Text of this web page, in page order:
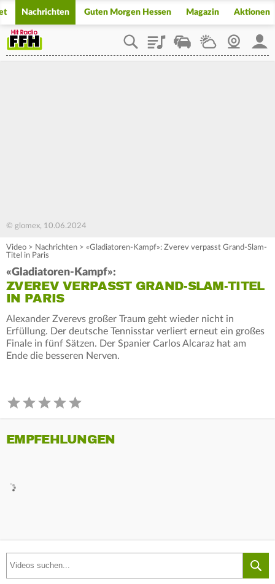
Nachrichten Guten Morgen Hessen Magazin Aktionen
PlaylistStaupilotWetterWebcam
© glomex, 10.06.2024
Video > Nachrichten > «Gladiatoren-Kampf»: Zverev verpasst Grand-Slam-
Titel in Paris
«Gladiatoren-Kampf»:
ZVEREV VERPASST GRAND-SLAM-TITEL
IN PARIS
Alexander Zverevs großer Traum geht wieder nicht in
Erfüllung. Der deutsche Tennisstar verliert erneut ein großes
Finale in fünf Sätzen. Der Spanier Carlos Alcaraz hat am
Ende die besseren Nerven.
EMPFEHLUNGEN